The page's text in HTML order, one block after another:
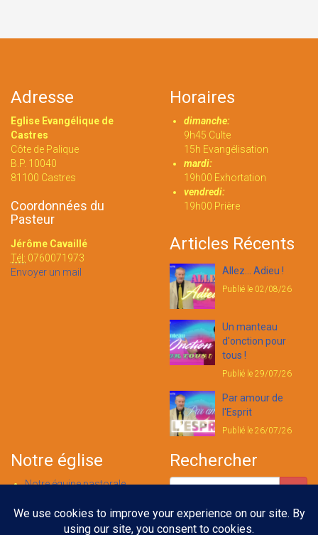
Adresse
Eglise Evangélique de
Castres
Côte de Palique
B.P. 10040
81100 Castres
Coordonnées du
Pasteur
Jérôme Cavaillé
Tél: 0760071973
Envoyer un mail
Horaires
dimanche:
9h45 Culte
15h Evangélisation
mardi:
19h00 Exhortation
vendredi:
19h00 Prière
Articles Récents
Allez... Adieu !
Publié le 02/08/26
Un manteau
d'onction pour
tous !
Publié le 29/07/26
Par amour de
l'Esprit
Publié le 26/07/26
Notre église
Notre équipe pastorale
Notre foi
Rechercher